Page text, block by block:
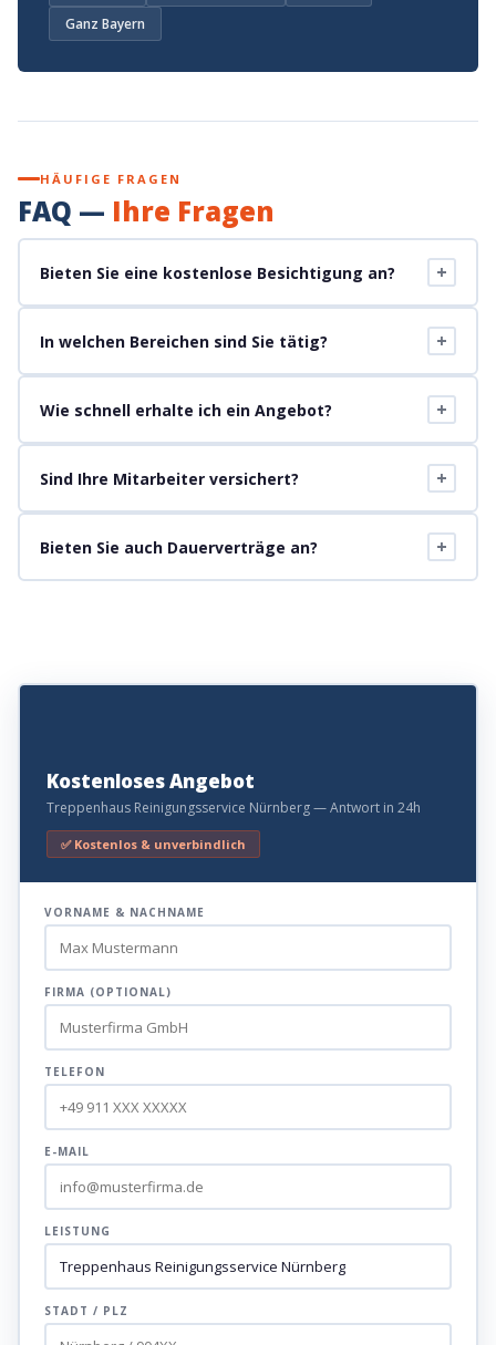
Ganz Bayern
HÄUFIGE FRAGEN
FAQ — Ihre Fragen
Bieten Sie eine kostenlose Besichtigung an? +
In welchen Bereichen sind Sie tätig? +
Wie schnell erhalte ich ein Angebot? +
Sind Ihre Mitarbeiter versichert? +
Bieten Sie auch Dauerverträge an? +
Kostenloses Angebot
Treppenhaus Reinigungsservice Nürnberg — Antwort in 24h
✅ Kostenlos & unverbindlich
VORNAME & NACHNAME
FIRMA (OPTIONAL)
TELEFON
E-MAIL
LEISTUNG
STADT / PLZ